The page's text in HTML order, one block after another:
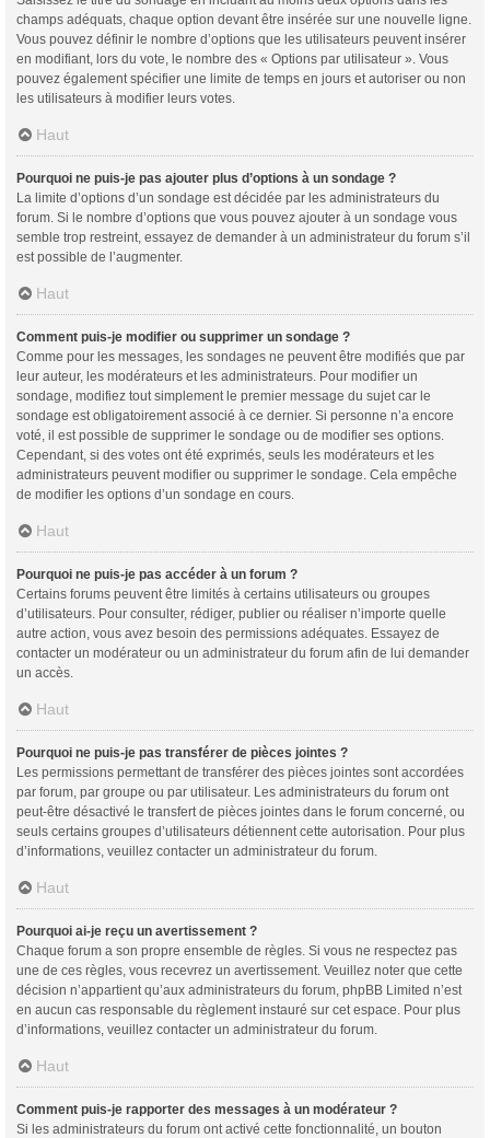
champs adéquats, chaque option devant être insérée sur une nouvelle ligne.
Vous pouvez définir le nombre d’options que les utilisateurs peuvent insérer
en modifiant, lors du vote, le nombre des « Options par utilisateur ». Vous
pouvez également spécifier une limite de temps en jours et autoriser ou non
les utilisateurs à modifier leurs votes.
Haut
Pourquoi ne puis-je pas ajouter plus d’options à un sondage ?
La limite d’options d’un sondage est décidée par les administrateurs du
forum. Si le nombre d’options que vous pouvez ajouter à un sondage vous
semble trop restreint, essayez de demander à un administrateur du forum s’il
est possible de l’augmenter.
Haut
Comment puis-je modifier ou supprimer un sondage ?
Comme pour les messages, les sondages ne peuvent être modifiés que par
leur auteur, les modérateurs et les administrateurs. Pour modifier un
sondage, modifiez tout simplement le premier message du sujet car le
sondage est obligatoirement associé à ce dernier. Si personne n’a encore
voté, il est possible de supprimer le sondage ou de modifier ses options.
Cependant, si des votes ont été exprimés, seuls les modérateurs et les
administrateurs peuvent modifier ou supprimer le sondage. Cela empêche
de modifier les options d’un sondage en cours.
Haut
Pourquoi ne puis-je pas accéder à un forum ?
Certains forums peuvent être limités à certains utilisateurs ou groupes
d’utilisateurs. Pour consulter, rédiger, publier ou réaliser n’importe quelle
autre action, vous avez besoin des permissions adéquates. Essayez de
contacter un modérateur ou un administrateur du forum afin de lui demander
un accès.
Haut
Pourquoi ne puis-je pas transférer de pièces jointes ?
Les permissions permettant de transférer des pièces jointes sont accordées
par forum, par groupe ou par utilisateur. Les administrateurs du forum ont
peut-être désactivé le transfert de pièces jointes dans le forum concerné, ou
seuls certains groupes d’utilisateurs détiennent cette autorisation. Pour plus
d’informations, veuillez contacter un administrateur du forum.
Haut
Pourquoi ai-je reçu un avertissement ?
Chaque forum a son propre ensemble de règles. Si vous ne respectez pas
une de ces règles, vous recevrez un avertissement. Veuillez noter que cette
décision n’appartient qu’aux administrateurs du forum, phpBB Limited n’est
en aucun cas responsable du règlement instauré sur cet espace. Pour plus
d’informations, veuillez contacter un administrateur du forum.
Haut
Comment puis-je rapporter des messages à un modérateur ?
Si les administrateurs du forum ont activé cette fonctionnalité, un bouton